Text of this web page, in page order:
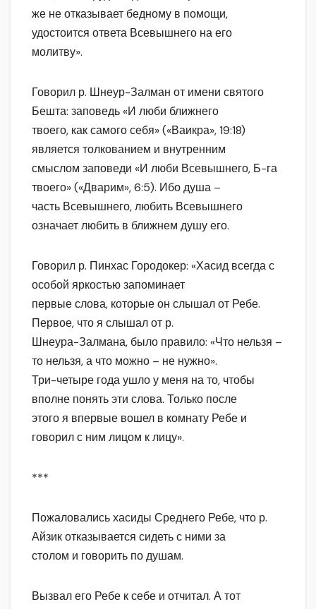
же не отказывает бедному в помощи,
удостоится ответа Всевышнего на его
молитву».
Говорил р. Шнеур-Залман от имени святого
Бешта: заповедь «И люби ближнего
твоего, как самого себя» («Ваикра», 19:18)
является толкованием и внутренним
смыслом заповеди «И люби Всевышнего, Б-га
твоего» («Дварим», 6:5). Ибо душа –
часть Всевышнего, любить Всевышнего
означает любить в ближнем душу его.
Говорил р. Пинхас Городокер: «Хасид всегда с
особой яркостью запоминает
первые слова, которые он слышал от Ребе.
Первое, что я слышал от р.
Шнеура-Залмана, было правило: «Что нельзя –
то нельзя, а что можно – не нужно».
Три-четыре года ушло у меня на то, чтобы
вполне понять эти слова. Только после
этого я впервые вошел в комнату Ребе и
говорил с ним лицом к лицу».
***
Пожаловались хасиды Среднего Ребе, что р.
Айзик отказывается сидеть с ними за
столом и говорить по душам.
Вызвал его Ребе к себе и отчитал. А тот